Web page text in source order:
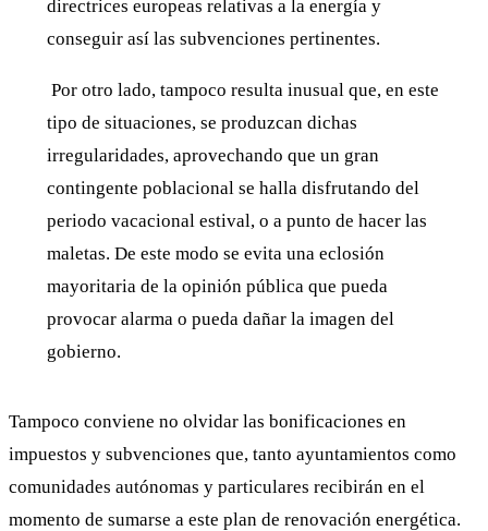
directrices europeas relativas a la energía y
conseguir así las subvenciones pertinentes.
Por otro lado, tampoco resulta inusual que, en este
tipo de situaciones, se produzcan dichas
irregularidades, aprovechando que un gran
contingente poblacional se halla disfrutando del
periodo vacacional estival, o a punto de hacer las
maletas. De este modo se evita una eclosión
mayoritaria de la opinión pública que pueda
provocar alarma o pueda dañar la imagen del
gobierno.
Tampoco conviene no olvidar las bonificaciones en
impuestos y subvenciones que, tanto ayuntamientos como
comunidades autónomas y particulares recibirán en el
momento de sumarse a este plan de renovación energética.